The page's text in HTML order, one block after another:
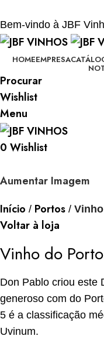
Bem-vindo à JBF
HOMEEMPRESA
Procurar
Wishlist
Menu
0 Wishlist
Aumentar Imagem
Início
Portos
Voltar à loja
Vinho do
Don Pablo criou este
generoso com do
5 é a classificação
Uvinum.